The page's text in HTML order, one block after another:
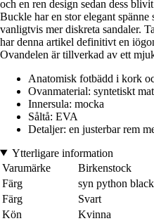
och en ren design sedan dess
Buckle har en stor elegant spänne
vanligtvis mer diskreta sandaler.
har denna artikel definitivt en
Ovandelen är tillverkad av ett
Anatomisk fotbädd i kork
Ovanmaterial: syntetiskt
Innersula: mocka
Såltå: EVA
Detaljer: en justerbar rem
Ytterligare information
Varumärke
Birkenstock
Färg
syn python black
Färg
Svart
Kön
Kvinna